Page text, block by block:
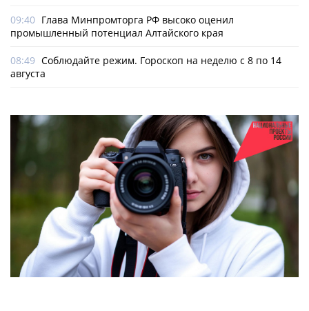
09:40 Глава Минпромторга РФ высоко оценил
промышленный потенциал Алтайского края
08:49 Соблюдайте режим. Гороскоп на неделю с 8 по 14
августа